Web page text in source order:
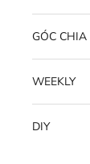
GÓC CHIA
WEEKLY
DIY